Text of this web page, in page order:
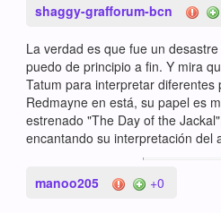
shaggy-grafforum-bcn
La verdad es que fue un
puedo de principio a fin. Y mira
Tatum para interpretar diferentes
Redmayne en está, su papel es
estrenado "The Day of the
encantando su interpretación del
manoo205 +0